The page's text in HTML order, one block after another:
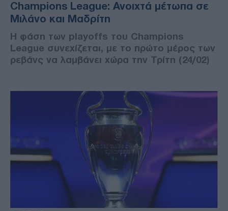
Champions League: Ανοιχτά μέτωπα σε
Μιλάνο και Μαδρίτη
Η φάση των playoffs του Champions
League συνεχίζεται, με το πρώτο μέρος των
ρεβάνς να λαμβάνει χώρα την Τρίτη (24/02)